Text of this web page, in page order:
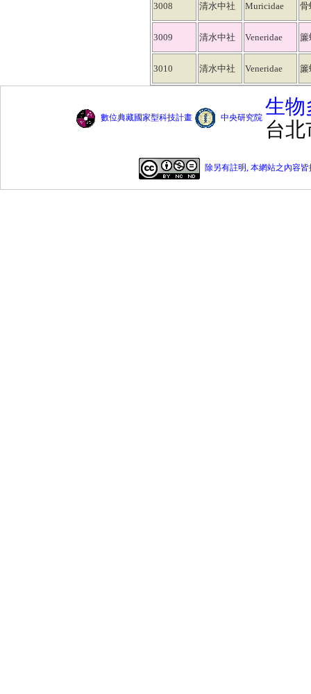
3008 清水中社 Muricidae 骨
3009 清水中社 Veneridae 簾
3010 清水中社 Veneridae 簾
數位典藏國家型科技計畫 中央研究院 生物
台北
除另有註明, 本網站之內容